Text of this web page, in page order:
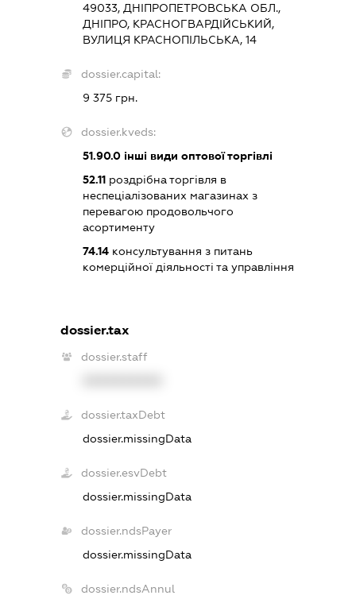
49033, ДНІПРОПЕТРОВСЬКА ОБЛ.,
ДНІПРО, КРАСНОГВАРДІЙСЬКИЙ,
ВУЛИЦЯ КРАСНОПІЛЬСЬКА, 14
dossier.capital:
9 375 грн.
dossier.kveds:
51.90.0інші види оптової торгівлі
52.11роздрібна торгівля в
неспеціалізованих магазинах з
перевагою продовольчого
асортименту
74.14консультування з питань
комерційної діяльності та управління
dossier.tax
dossier.staff
dossier.taxDebt
dossier.missingData
dossier.esvDebt
dossier.missingData
dossier.ndsPayer
dossier.missingData
dossier.ndsAnnul